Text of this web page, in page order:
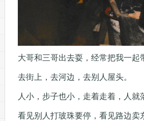
大哥和三哥出去耍，经常把我一起
去街上，去河边，去别人屋头。
人小，步子也小，走着走着，人就
看见别人打玻珠要停，看见路边卖